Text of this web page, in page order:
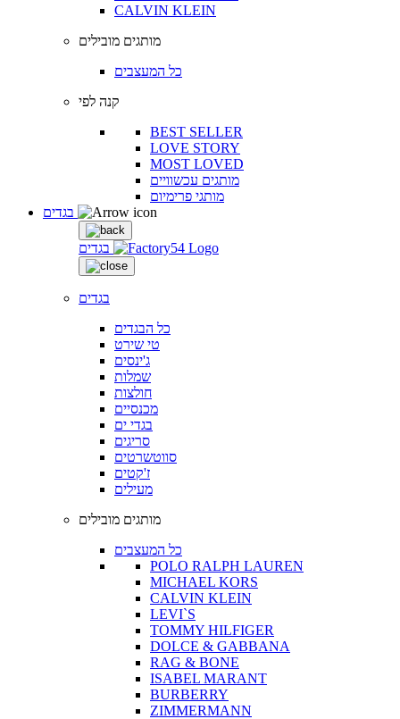
CALVIN KLEIN
מותגים מובילים
כל המעצבים
קנה לפי
BEST SELLER
LOVE STORY
MOST LOVED
מותגים עכשוויים
מותגי פרימיום
בגדים
בגדים
כל הבגדים
טי שירט
ג'ינסים
שמלות
חולצות
מכנסיים
בגדי ים
סריגים
סווטשרטים
ז'קטים
מעילים
מותגים מובילים
כל המעצבים
POLO RALPH LAUREN
MICHAEL KORS
CALVIN KLEIN
LEVI`S
TOMMY HILFIGER
DOLCE & GABBANA
RAG & BONE
ISABEL MARANT
BURBERRY
ZIMMERMANN